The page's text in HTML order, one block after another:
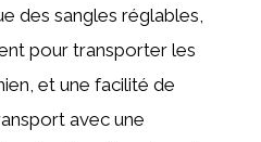
des sangles réglables,
pour transporter les
et une facilité de
avec une